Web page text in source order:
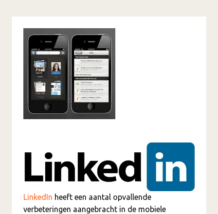
LinkedIn heeft een aantal opvallende
verbeteringen aangebracht in de mobiele